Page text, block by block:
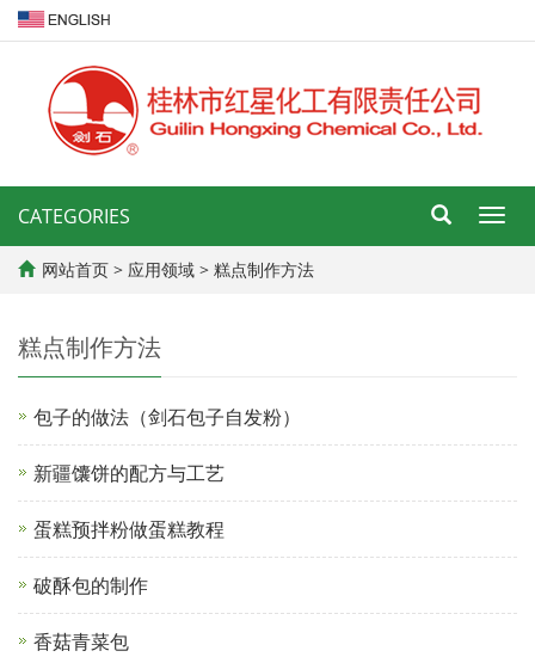
导
航
CATEGORIES
网站首页 > 应用领域 > 糕点制作方法
糕点制作方法
包子的做法（剑石包子自发粉）
新疆馕饼的配方与工艺
蛋糕预拌粉做蛋糕教程
破酥包的制作
香菇青菜包